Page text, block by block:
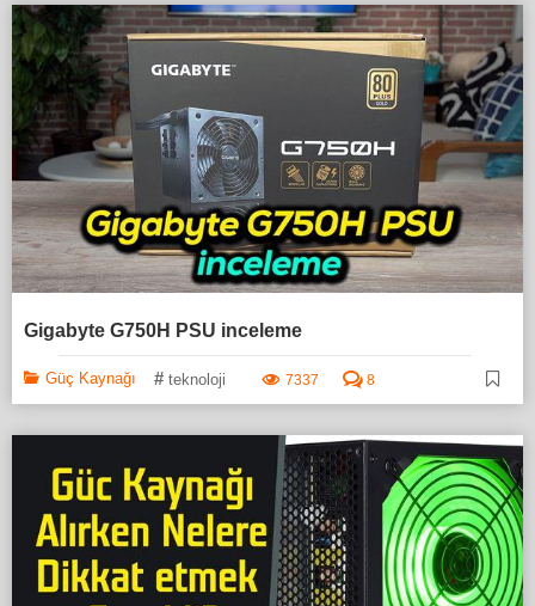
Gigabyte G750H PSU inceleme
Güç Kaynağı # teknoloji 7337 8